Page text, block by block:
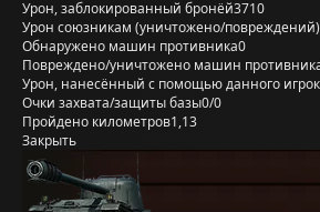
Урон, заблокированный бронёй3710
Урон союзникам (уничтожено/повреждений)
Обнаружено машин противника0
Повреждено/уничтожено машин
Урон, нанесённый с помощью данного
Очки захвата/защиты базы0/0
Пройдено километров1,13
Закрыть